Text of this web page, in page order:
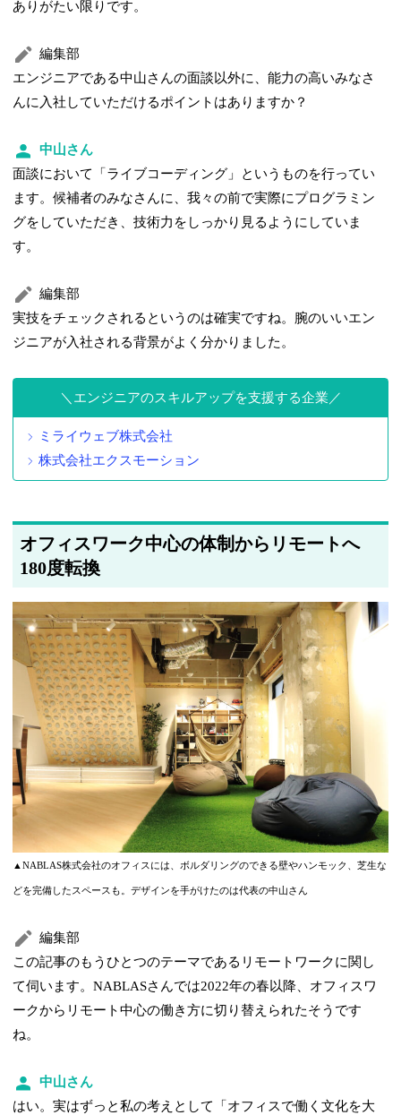
ありがたい限りです。
編集部
エンジニアである中山さんの面談以外に、能力の高いみなさ
んに入社していただけるポイントはありますか？
中山さん
面談において「ライブコーディング」というものを行ってい
ます。候補者のみなさんに、我々の前で実際にプログラミン
グをしていただき、技術力をしっかり見るようにしていま
す。
編集部
実技をチェックされるというのは確実ですね。腕のいいエン
ジニアが入社される背景がよく分かりました。
エンジニアのスキルアップを支援する企業
ミライウェブ株式会社
株式会社エクスモーション
オフィスワーク中心の体制からリモートへ
180度転換
▲NABLAS株式会社のオフィスには、ボルダリングのできる壁やハンモック、芝生な
どを完備したスペースも。デザインを手がけたのは代表の中山さん
編集部
この記事のもうひとつのテーマであるリモートワークに関し
て伺います。NABLASさんでは2022年の春以降、オフィスワ
ークからリモート中心の働き方に切り替えられたそうです
ね。
中山さん
はい。実はずっと私の考えとして「オフィスで働く文化を大